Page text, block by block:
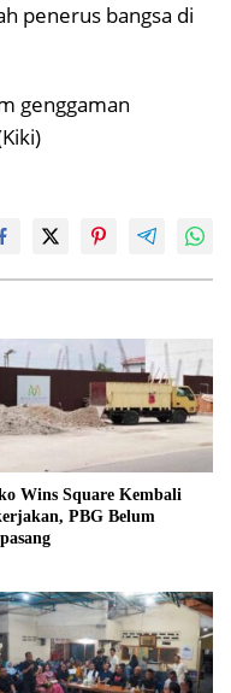
penerus bangsa di
genggaman
Wins Square Kembali
PBG Belum